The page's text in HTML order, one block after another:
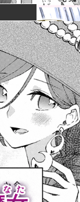
ち切れそうな
らりと告白
食べたらおじ